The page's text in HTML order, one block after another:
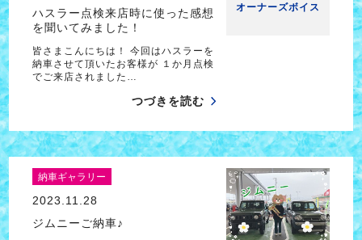
ハスラー点検来店時に使った感想
を聞いてみました！
皆さまこんにちは！ 今回はハスラーを
納車させて頂いたお客様が １か月点検
でご来店されました…
つづきを読む
オーナーズボイス
納車ギャラリー
2023.11.28
ジムニーご納車♪